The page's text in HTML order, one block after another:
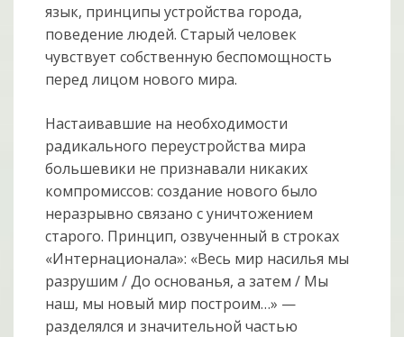
язык, принципы устройства города,
поведение людей. Старый человек
чувствует собственную беспомощность
перед лицом нового мира.
Настаивавшие на необходимости
радикального переустройства мира
больше­вики не признавали никаких
компромиссов: создание нового было
неразрывно связано с уничтожением
старого. Принцип, озвученный в строках
«Интерна­цио­нала»: «Весь мир насилья мы
разрушим / До основанья, а затем / Мы
наш, мы новый мир построим…» —
разделялся и значительной частью